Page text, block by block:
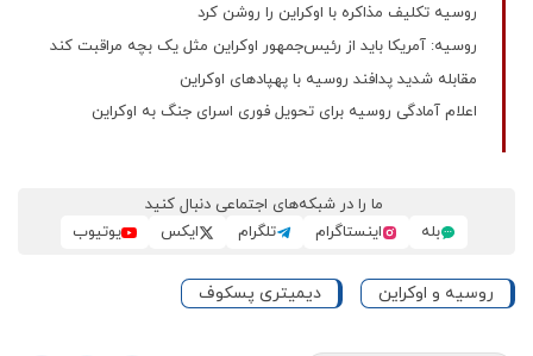
روسیه تکلیف مذاکره با اوکراین را روشن کرد
روسیه: آمریکا باید از رئیس‌جمهور اوکراین مثل یک بچه مراقبت کند
مقابله شدید پدافند روسیه با پهپادهای اوکراین
اعلام آمادگی روسیه برای تحویل فوری اسرای جنگ به اوکراین
ما را در شبکه‌های اجتماعی دنبال کنید
بله
اینستاگرام تلگرام ایکس یوتیوب
روسیه و اوکراین دیمیتری پسکوف